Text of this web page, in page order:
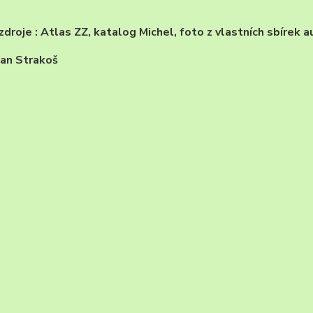
: Atlas ZZ, katalog Michel, foto z vlastních sbírek
Strakoš